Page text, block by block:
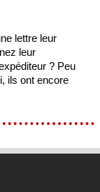
lettre leur
leur
? Peu
ils ont encore